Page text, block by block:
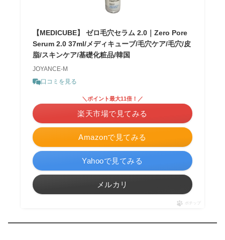
【MEDICUBE】 ゼロ毛穴セラム 2.0｜Zero Pore
Serum 2.0 37ml/メディキューブ/毛穴ケア/毛穴/皮
脂/スキンケア/基礎化粧品/韓国
JOYANCE-M
口コミを見る
Amazonで見てみる
＼ポイント最大11倍！／
楽天市場で見てみる
Yahooで見てみる
メルカリ
ポチップ